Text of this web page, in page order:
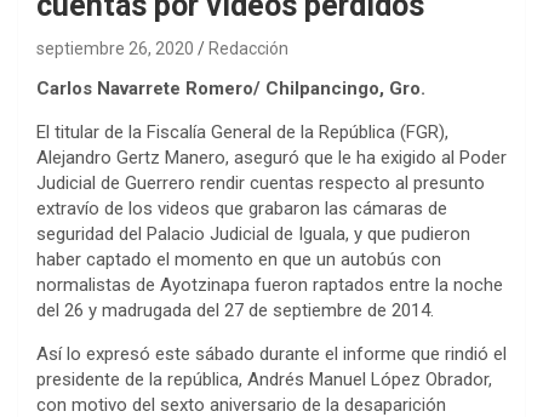
septiembre 26, 2020 Redacción
Carlos Navarrete Romero/ Chilpancingo, Gro.
El titular de la Fiscalía General de la República (FGR),
Alejandro Gertz Manero, aseguró que le ha exigido al Poder
Judicial de Guerrero rendir cuentas respecto al presunto
extravío de los videos que grabaron las cámaras de
seguridad del Palacio Judicial de Iguala, y que pudieron
haber captado el momento en que un autobús con
normalistas de Ayotzinapa fueron raptados entre la noche
del 26 y madrugada del 27 de septiembre de 2014.
Así lo expresó este sábado durante el informe que rindió el
presidente de la república, Andrés Manuel López Obrador,
con motivo del sexto aniversario de la desaparición